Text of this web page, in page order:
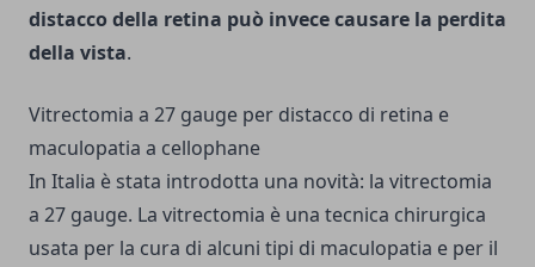
distacco della retina può invece causare la perdita
della vista.
Vitrectomia a 27 gauge per distacco di retina e
maculopatia a cellophane
In Italia è stata introdotta una novità: la vitrectomia
a 27 gauge. La vitrectomia è una tecnica chirurgica
usata per la cura di alcuni tipi di maculopatia e per il